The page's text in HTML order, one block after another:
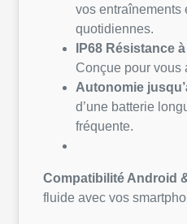
vos entraînements
quotidiennes.
IP68 Résistance
Conçue pour vous
Autonomie
d’une batterie
fréquente.
Compatibilité Android
fluide avec vos